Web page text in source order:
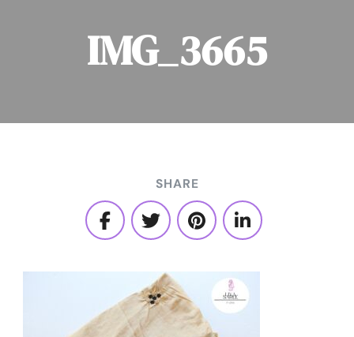
IMG_3665
SHARE